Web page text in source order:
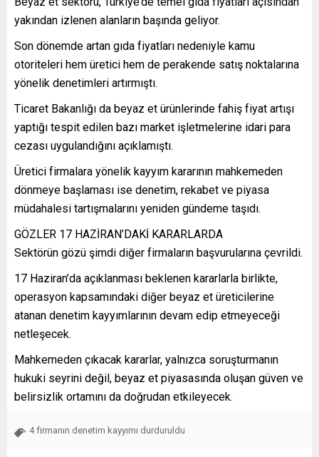
yakından izlenen alanların başında geliyor.
Son dönemde artan gıda fiyatları nedeniyle kamu
otoriteleri hem üretici hem de perakende satış noktalarına
yönelik denetimleri artırmıştı.
Ticaret Bakanlığı da beyaz et ürünlerinde fahiş fiyat artışı
yaptığı tespit edilen bazı market işletmelerine idari para
cezası uygulandığını açıklamıştı.
Üretici firmalara yönelik kayyım kararının mahkemeden
dönmeye başlaması ise denetim, rekabet ve piyasa
müdahalesi tartışmalarını yeniden gündeme taşıdı.
GÖZLER 17 HAZİRAN’DAKİ KARARLARDA
Sektörün gözü şimdi diğer firmaların başvurularına çevrildi.
17 Haziran’da açıklanması beklenen kararlarla birlikte,
operasyon kapsamındaki diğer beyaz et üreticilerine
atanan denetim kayyımlarının devam edip etmeyeceği
netleşecek.
Mahkemeden çıkacak kararlar, yalnızca soruşturmanın
hukuki seyrini değil, beyaz et piyasasında oluşan güven ve
belirsizlik ortamını da doğrudan etkileyecek.
4 firmanın denetim kayyımı durduruldu